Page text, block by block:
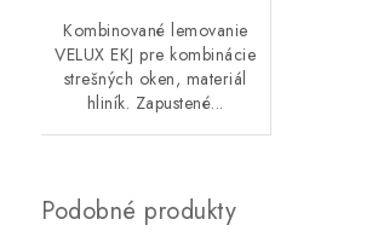
Kombinované lemovanie
VELUX EKJ pre kombinácie
strešných oken, materiál
hliník. Zapustené...